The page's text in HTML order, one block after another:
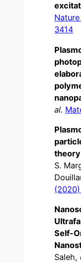
3414
al.
S.
Self-
Saleh,